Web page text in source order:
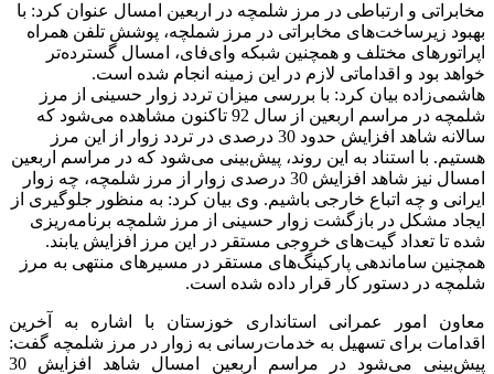
مخابراتی و ارتباطی در مرز شلمچه در اربعین امسال عنوان کرد: با
بهبود زیرساخت‌های مخابراتی در مرز شملچه، پوشش تلفن همراه
اپراتورهای مختلف و همچنین شبکه وای‌فای، امسال گسترده‌تر
خواهد بود و اقداماتی لازم در این زمینه انجام شده است.
هاشمی‌زاده بیان کرد: با بررسی میزان تردد زوار حسینی از مرز
شلمچه در مراسم اربعین از سال 92 تاکنون مشاهده می‌شود که
سالانه شاهد افزایش حدود 30 درصدی در تردد زوار از این مرز
هستیم. با استناد به این روند، پیش‌بینی می‌شود که در مراسم اربعین
امسال نیز شاهد افزایش 30 درصدی زوار از مرز شلمچه، چه زوار
ایرانی و چه اتباع خارجی باشیم. وی بیان کرد: به منظور جلوگیری از
ایجاد مشکل در بازگشت زوار حسینی از مرز شلمچه برنامه‌ریزی
شده تا تعداد گیت‌های خروجی مستقر در این مرز افزایش یابند.
همچنین ساماندهی پارکینگ‌های مستقر در مسیرهای منتهی به مرز
شلمچه در دستور کار قرار داده شده است.
معاون امور عمرانی استانداری خوزستان با اشاره به آخرین
اقدامات برای تسهیل به خدمات‌رسانی به زوار در مرز شلمچه گفت:
پیش‌بینی می‌شود در مراسم اربعین امسال شاهد افزایش 30